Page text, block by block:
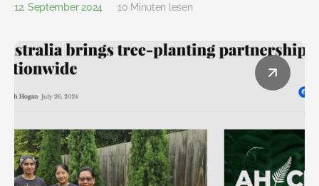
12. September 2024 10 Minuten lesen